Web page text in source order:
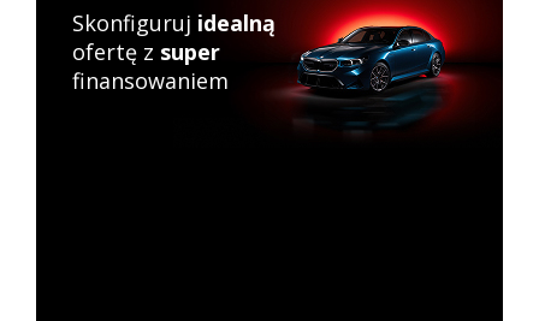
Skonfiguruj idealną
ofertę z super
finansowaniem